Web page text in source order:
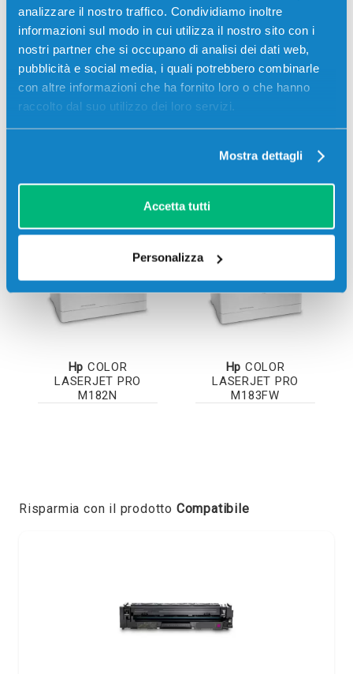
analizzare il nostro traffico. Condividiamo inoltre
informazioni sul modo in cui utilizza il nostro sito con i
nostri partner che si occupano di analisi dei dati web,
pubblicità e social media, i quali potrebbero combinarle
con altre informazioni che ha fornito loro o che hanno
raccolto dal suo utilizzo dei loro servizi.
Mostra dettagli
Accetta tutti
Personalizza
Stampanti compatibili
Hp COLOR
LASERJET PRO
M182N
Hp COLOR
LASERJET PRO
M183FW
Risparmia con il prodotto Compatibile